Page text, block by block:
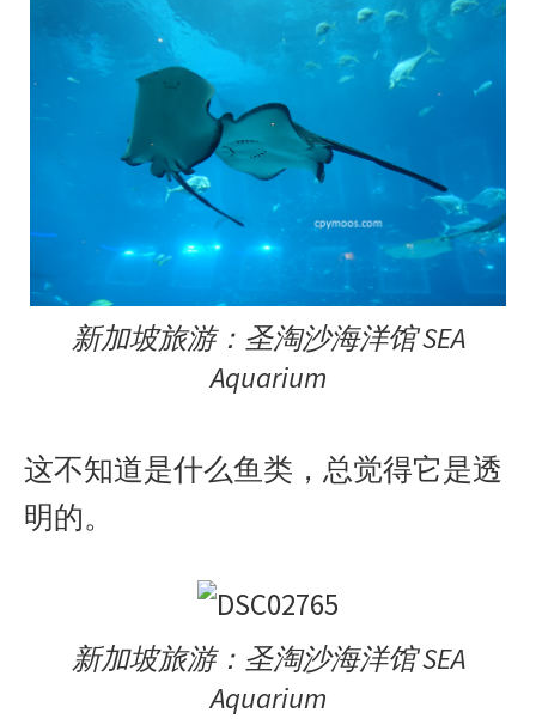
新加坡旅游：圣淘沙海洋馆 SEA
Aquarium
这不知道是什么鱼类，总觉得它是透
明的。
新加坡旅游：圣淘沙海洋馆 SEA
Aquarium